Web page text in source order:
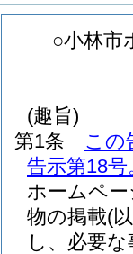
○小林市
(趣旨)
第1条
この
告示第18
ホームペ
物の掲載(
し、必要